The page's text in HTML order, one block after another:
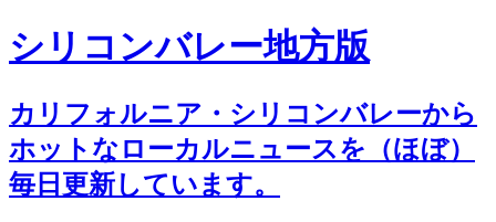
シリコンバレー地方版
カリフォルニア・シリコンバレーから
ホットなローカルニュースを（ほぼ）
毎日更新しています。